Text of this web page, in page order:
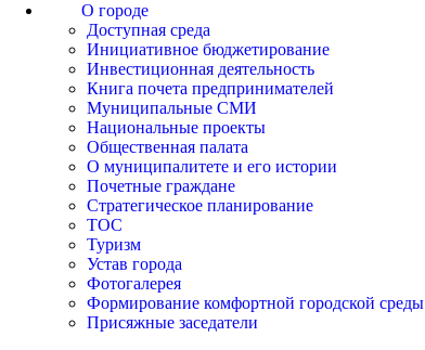
О городе
Доступная среда
Инициативное бюджетирование
Инвестиционная деятельность
Книга почета предпринимателей
Муниципальные СМИ
Национальные проекты
Общественная палата
О муниципалитете и его истории
Почетные граждане
Стратегическое планирование
ТОС
Туризм
Устав города
Фотогалерея
Формирование комфортной городской среды
Присяжные заседатели